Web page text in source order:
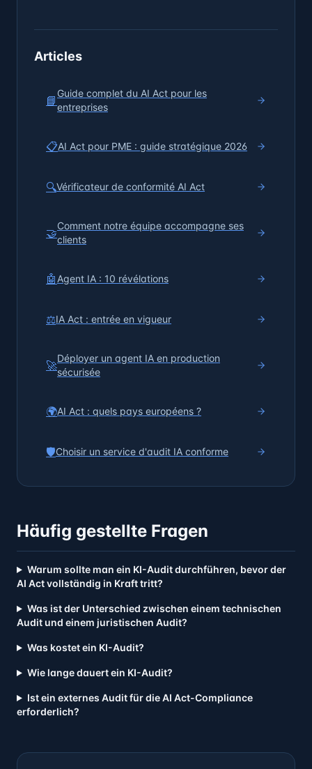
Articles
📘
Guide complet du AI Act pour les
entreprises
📋AI Act pour PME : guide stratégique 2026
🔍Vérificateur de conformité AI Act
🤝
Comment notre équipe accompagne ses
clients
🤖 Agent IA : 10 révélations
⚖️IA Act : entrée en vigueur
🚀
Déployer un agent IA en production
sécurisée
🌍AI Act : quels pays européens ?
🛡️Choisir un service d'audit IA conforme
Häufig gestellte Fragen
Warum sollte man ein KI-Audit durchführen, bevor der
AI Act vollständig in Kraft tritt?
Was ist der Unterschied zwischen einem technischen
Audit und einem juristischen Audit?
Was kostet ein KI-Audit?
Wie lange dauert ein KI-Audit?
Ist ein externes Audit für die AI Act-Compliance
erforderlich?